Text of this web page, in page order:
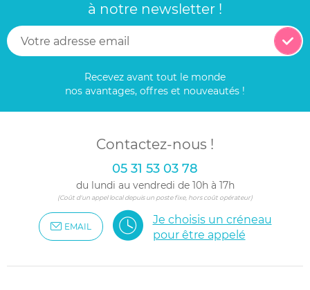
à notre newsletter !
Recevez avant tout le monde
nos avantages, offres et nouveautés !
Contactez-nous !
05 31 53 03 78
du lundi au vendredi de 10h à 17h
(Coût d'un appel local depuis un poste fixe, hors coût opérateur)
EMAIL
Je choisis un créneau
pour être appelé